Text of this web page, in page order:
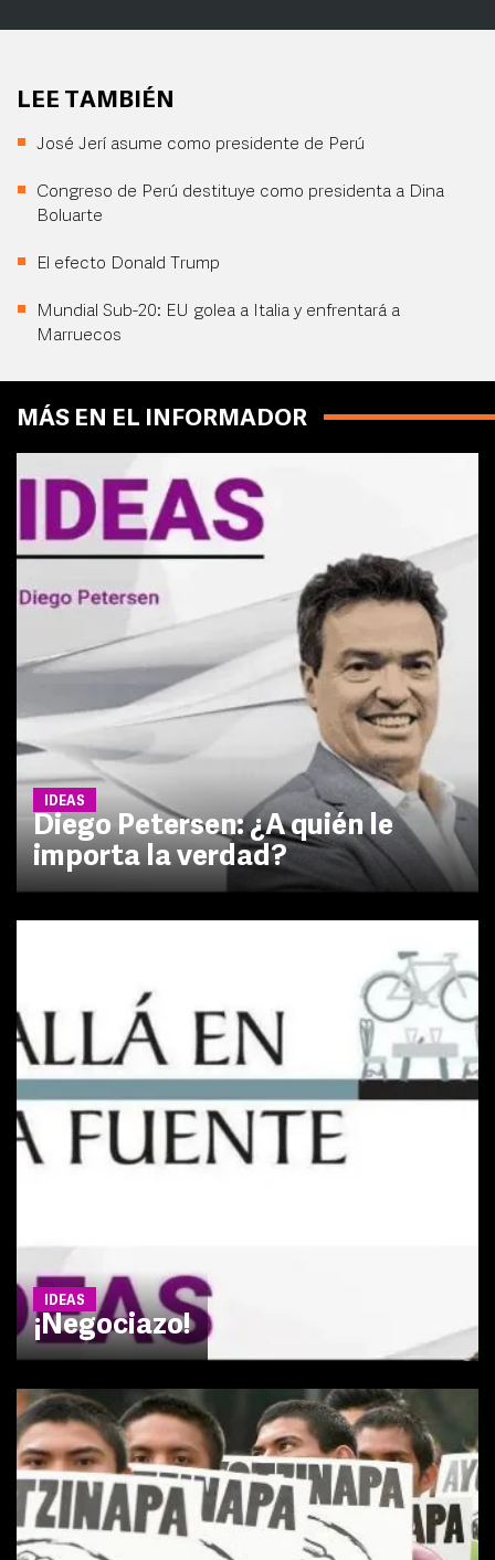
LEE TAMBIÉN
José Jerí asume como presidente de Perú
Congreso de Perú destituye como presidenta a Dina
Boluarte
El efecto Donald Trump
Mundial Sub-20: EU golea a Italia y enfrentará a
Marruecos
MÁS EN EL INFORMADOR
IDEAS
Diego Petersen: ¿A quién le
importa la verdad?
IDEAS
¡Negociazo!